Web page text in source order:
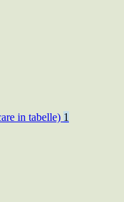
in tabelle) 1